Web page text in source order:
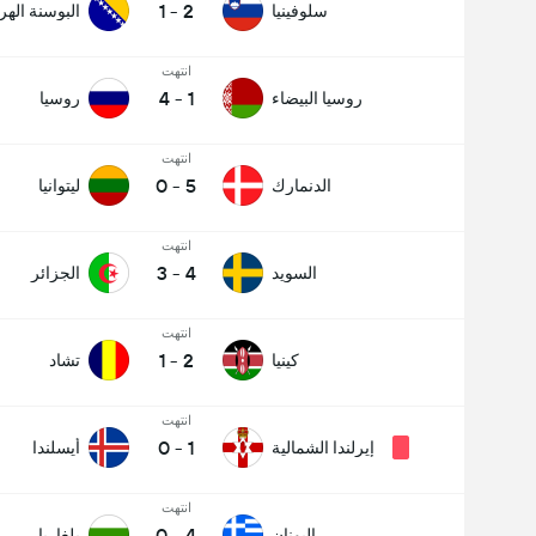
سلوفينيا 2
-
1 البوسنة
روسيا البيضاء
انتهت
1
-
4 روسيا
الدنمارك
انتهت
5
-
0 ليتوانيا
السويد
انتهت
4
-
3 الجزائر
كينيا
انتهت
2
-
1 تشاد
إيرلندا الشمالية
انتهت
1
-
0 أيسلندا
انتهت